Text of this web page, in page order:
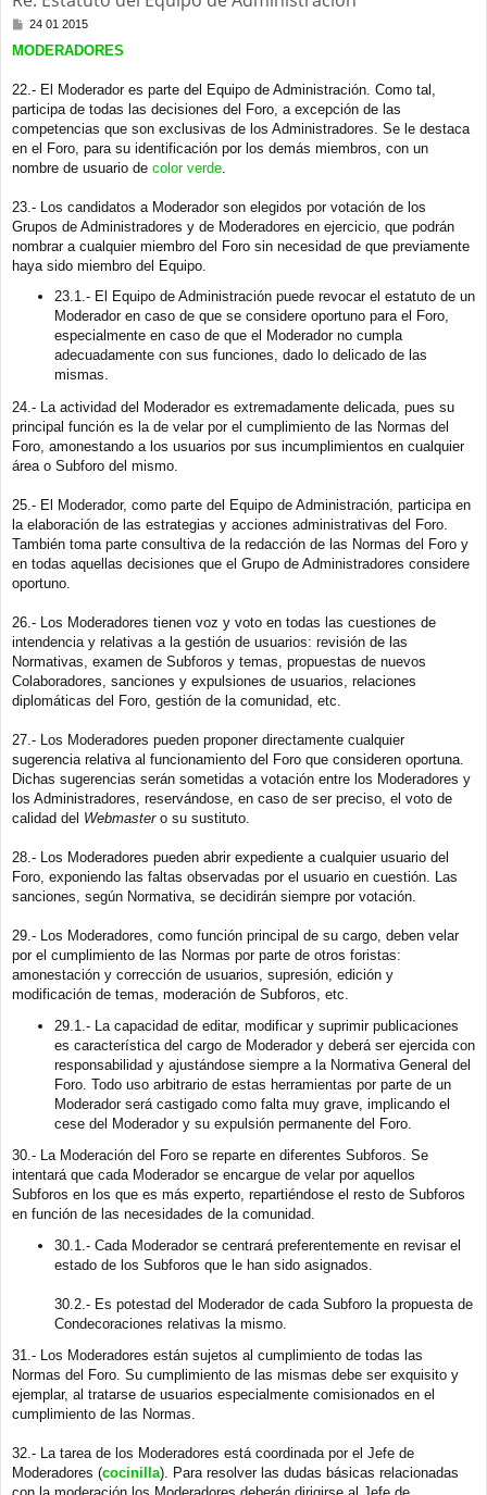
M
n
a
j
24 01 2015
MODERADORES
22.- El Moderador es parte del Equipo de Administración. Como tal,
participa de todas las decisiones del Foro, a excepción de las
competencias que son exclusivas de los Administradores. Se le destaca
en el Foro, para su identificación por los demás miembros, con un
nombre de usuario de color verde.
23.- Los candidatos a Moderador son elegidos por votación de los
Grupos de Administradores y de Moderadores en ejercicio, que podrán
nombrar a cualquier miembro del Foro sin necesidad de que previamente
haya sido miembro del Equipo.
23.1.- El Equipo de Administración puede revocar el estatuto de un
Moderador en caso de que se considere oportuno para el Foro,
especialmente en caso de que el Moderador no cumpla
adecuadamente con sus funciones, dado lo delicado de las
mismas.
24.- La actividad del Moderador es extremadamente delicada, pues su
principal función es la de velar por el cumplimiento de las Normas del
Foro, amonestando a los usuarios por sus incumplimientos en cualquier
área o Subforo del mismo.
25.- El Moderador, como parte del Equipo de Administración, participa en
la elaboración de las estrategias y acciones administrativas del Foro.
También toma parte consultiva de la redacción de las Normas del Foro y
en todas aquellas decisiones que el Grupo de Administradores considere
oportuno.
26.- Los Moderadores tienen voz y voto en todas las cuestiones de
intendencia y relativas a la gestión de usuarios: revisión de las
Normativas, examen de Subforos y temas, propuestas de nuevos
Colaboradores, sanciones y expulsiones de usuarios, relaciones
diplomáticas del Foro, gestión de la comunidad, etc.
27.- Los Moderadores pueden proponer directamente cualquier
sugerencia relativa al funcionamiento del Foro que consideren oportuna.
Dichas sugerencias serán sometidas a votación entre los Moderadores y
los Administradores, reservándose, en caso de ser preciso, el voto de
calidad del Webmastero su sustituto.
28.- Los Moderadores pueden abrir expediente a cualquier usuario del
Foro, exponiendo las faltas observadas por el usuario en cuestión. Las
sanciones, según Normativa, se decidirán siempre por votación.
29.- Los Moderadores, como función principal de su cargo, deben velar
por el cumplimiento de las Normas por parte de otros foristas:
amonestación y corrección de usuarios, supresión, edición y
modificación de temas, moderación de Subforos, etc.
29.1.- La capacidad de editar, modificar y suprimir publicaciones
es característica del cargo de Moderador y deberá ser ejercida con
responsabilidad y ajustándose siempre a la Normativa General del
Foro. Todo uso arbitrario de estas herramientas por parte de un
Moderador será castigado como falta muy grave, implicando el
cese del Moderador y su expulsión permanente del Foro.
30.- La Moderación del Foro se reparte en diferentes Subforos. Se
intentará que cada Moderador se encargue de velar por aquellos
Subforos en los que es más experto, repartiéndose el resto de Subforos
en función de las necesidades de la comunidad.
30.1.- Cada Moderador se centrará preferentemente en revisar el
estado de los Subforos que le han sido asignados.
30.2.- Es potestad del Moderador de cada Subforo la propuesta de
Condecoraciones relativas la mismo.
31.- Los Moderadores están sujetos al cumplimiento de todas las
Normas del Foro. Su cumplimiento de las mismas debe ser exquisito y
ejemplar, al tratarse de usuarios especialmente comisionados en el
cumplimiento de las Normas.
32.- La tarea de los Moderadores está coordinada por el Jefe de
Moderadores (cocinilla). Para resolver las dudas básicas relacionadas